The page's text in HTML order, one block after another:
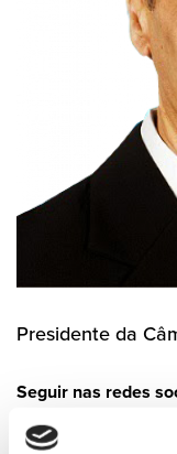
Presidente da
Seguir nas redes